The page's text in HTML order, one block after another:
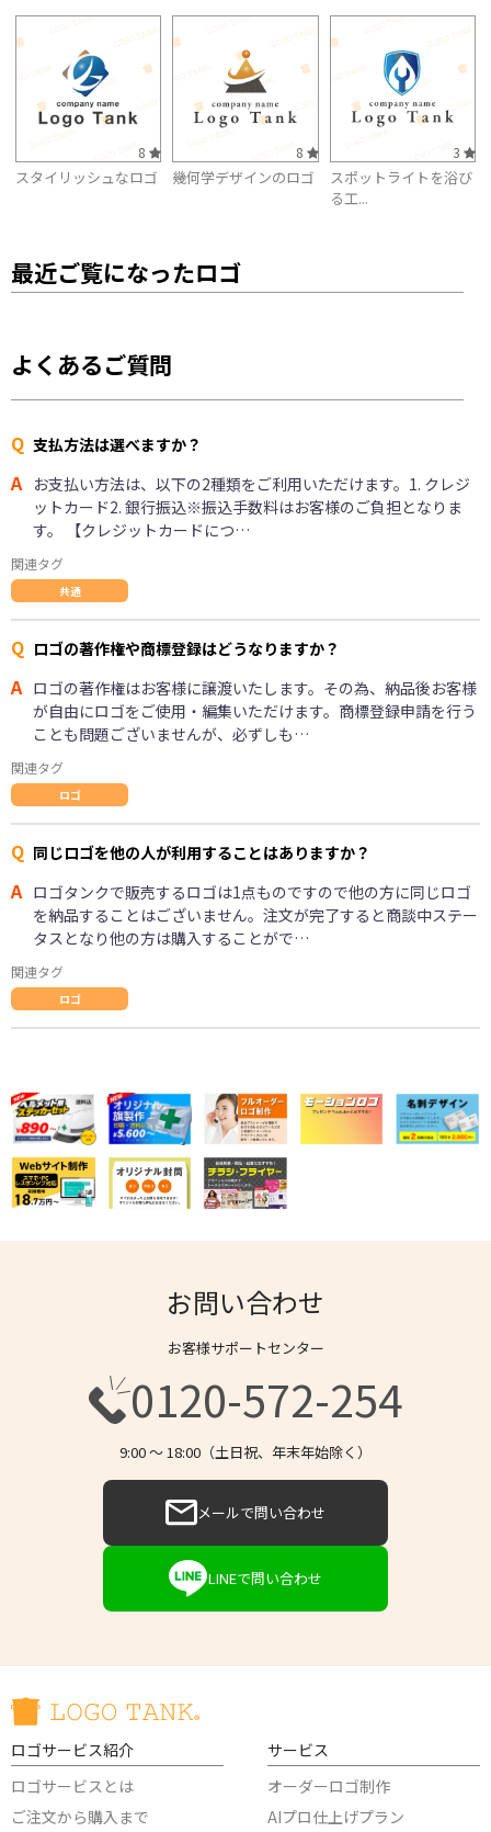
8
スタイリッシュなロゴ
8
幾何学デザインのロゴ
3
スポットライトを浴び
る工...
最近ご覧になったロゴ
よくあるご質問
Q 支払方法は選べますか？
A お支払い方法は、以下の2種類をご利用いただけます。1. クレジ
ットカード2. 銀行振込※振込手数料はお客様のご負担となりま
す。 【クレジットカードにつ…
関連タグ
共通
Q ロゴの著作権や商標登録はどうなりますか？
A ロゴの著作権はお客様に譲渡いたします。その為、納品後お客様
が自由にロゴをご使用・編集いただけます。商標登録申請を行う
ことも問題ございませんが、必ずしも…
関連タグ
ロゴ
Q 同じロゴを他の人が利用することはありますか？
A ロゴタンクで販売するロゴは1点ものですので他の方に同じロゴ
を納品することはございません。注文が完了すると商談中ステー
タスとなり他の方は購入することがで…
関連タグ
ロゴ
お問い合わせ
お客様サポートセンター
0120-572-254
9:00 〜 18:00（土日祝、年末年始除く）
メールで問い合わせ
LINEで問い合わせ
ロゴサービス紹介
ロゴサービスとは
ご注文から購入まで
サービス
オーダーロゴ制作
AIプロ仕上げプラン